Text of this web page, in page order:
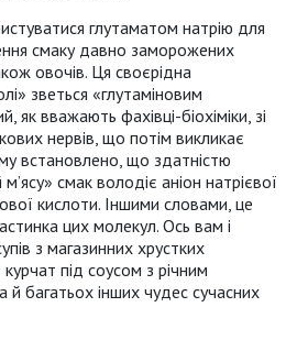
глутаматом натрію для
смаку давно заморожених
овочів. Ця своєрідна
зветься «глутаміновим
як вважають фахівці-біохіміки, зі
нервів, що потім викликає
встановлено, що здатністю
смак володіє аніон натрієвої
кислоти. Іншими словами, це
цих молекул. Ось вам і
з магазинних хрустких
курчат під соусом з річним
й багатьох інших чудес сучасних